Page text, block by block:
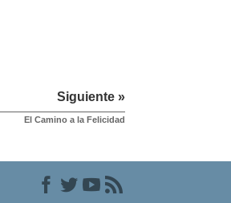
Siguiente »
El Camino a la Felicidad